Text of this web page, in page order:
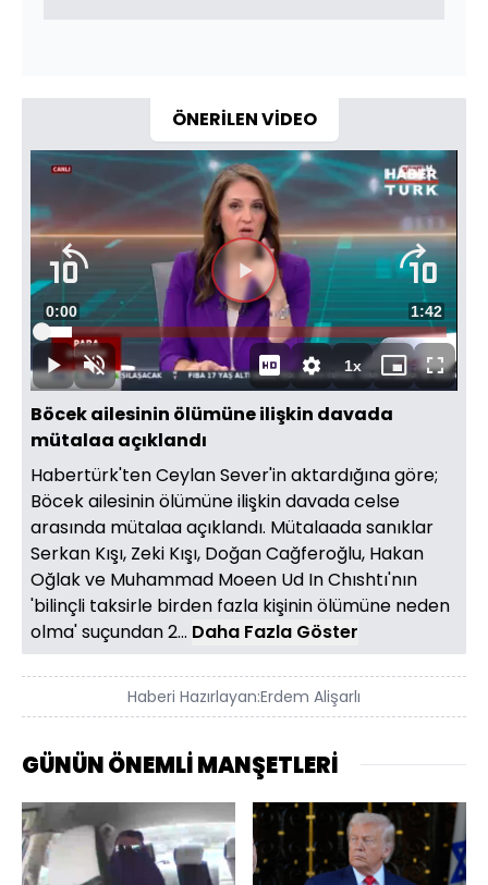
ÖNERİLEN VİDEO
DuraklatSesi
Aç
Süre
0:00 Toplam
Süre
1:42
Yüklendi:
7.57%
1xOynatma
Hızı
Mini
oynatıcı
Tam
Ekran
Böcek ailesinin ölümüne ilişkin davada
mütalaa açıklandı
Habertürk'ten Ceylan Sever'in aktardığına göre;
Böcek ailesinin ölümüne ilişkin davada celse
arasında mütalaa açıklandı. Mütalaada sanıklar
Serkan Kışı, Zeki Kışı, Doğan Cağferoğlu, Hakan
Oğlak ve Muhammad Moeen Ud In Chıshtı'nın
'bilinçli taksirle birden fazla kişinin ölümüne neden
olma' suçundan 2... Daha Fazla Göster
Haberi Hazırlayan:Erdem Alişarlı
GÜNÜN ÖNEMLİ MANŞETLERİ